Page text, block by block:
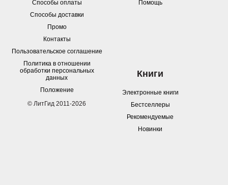
Способы оплаты
Способы доставки
Промо
Контакты
Пользовательское соглашение
Политика в отношении
обработки персональных
данных
Положение
© ЛитГид 2011-2026
Помощь
Книги
Электронные книги
Бестселлеры
Рекомендуемые
Новинки